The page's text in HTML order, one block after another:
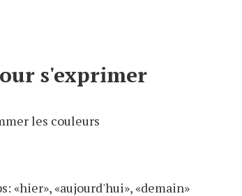
s'exprimer
les couleurs
«hier», «aujourd'hui», «demain»